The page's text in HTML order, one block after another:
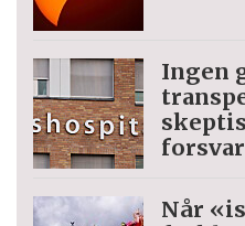
Ingen
Når